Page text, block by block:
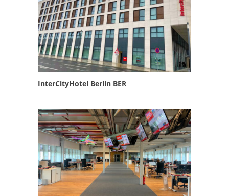
InterCityHotel Berlin BER